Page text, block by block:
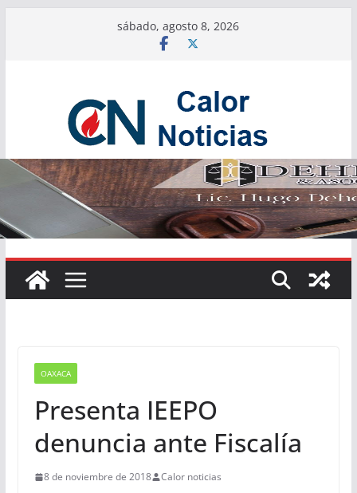
sábado, agosto 8, 2026
OAXACA
Presenta IEEPO
denuncia ante Fiscalía
8 de noviembre de 2018 Calor noticias